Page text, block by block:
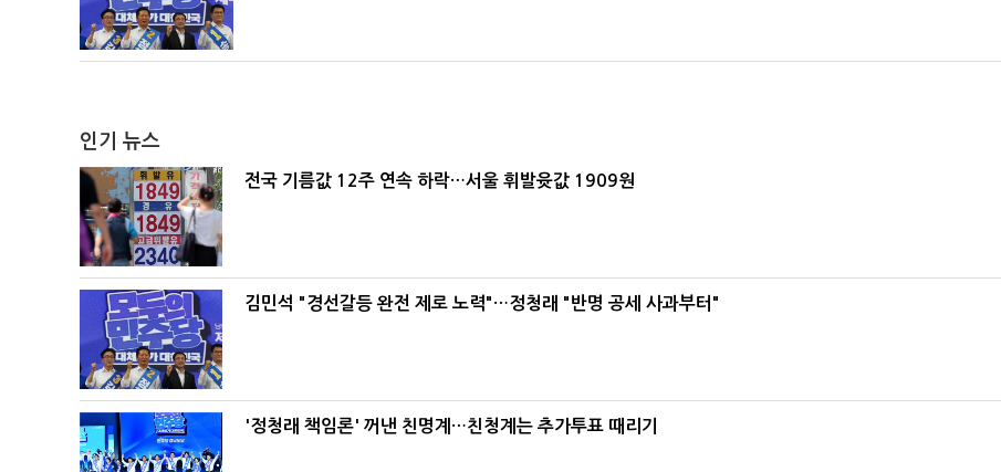
인기 뉴스
전국 기름값 12주 연속 하락…서울 휘발윳값 1909원
김민석 "경선갈등 완전 제로 노력"…정청래 "반명 공세 사과부터"
'정청래 책임론' 꺼낸 친명계…친청계는 추가투표 때리기